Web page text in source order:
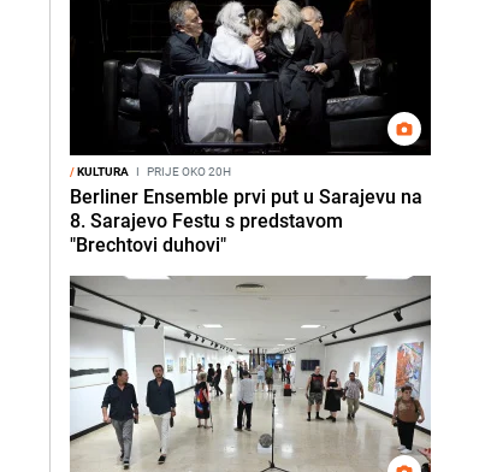
/KULTURA I PRIJE OKO 20H
Berliner Ensemble prvi put u Sarajevu na
8. Sarajevo Festu s predstavom
"Brechtovi duhovi"